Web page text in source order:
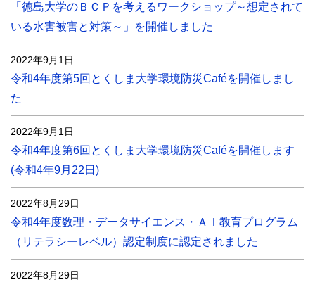
「徳島大学のＢＣＰを考えるワークショップ～想定されて
いる水害被害と対策～」を開催しました
2022年9月1日
令和4年度第5回とくしま大学環境防災Caféを開催しまし
た
2022年9月1日
令和4年度第6回とくしま大学環境防災Caféを開催します
(令和4年9月22日)
2022年8月29日
令和4年度数理・データサイエンス・ＡＩ教育プログラム
（リテラシーレベル）認定制度に認定されました
2022年8月29日